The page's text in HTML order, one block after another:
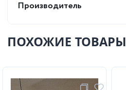
Производитель
ПОХОЖИЕ ТОВАРЫ